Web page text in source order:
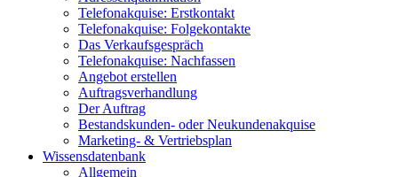
Telefonakquise: Erstkontakt
Telefonakquise: Folgekontakte
Das Verkaufsgespräch
Telefonakquise: Nachfassen
Angebot erstellen
Auftragsverhandlung
Der Auftrag
Bestandskunden- oder Neukundenakquise
Marketing- & Vertriebsplan
Wissensdatenbank
Allgemein